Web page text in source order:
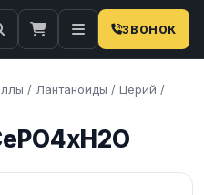
ЗВОНОК
/ Лантаноиды / Церий /